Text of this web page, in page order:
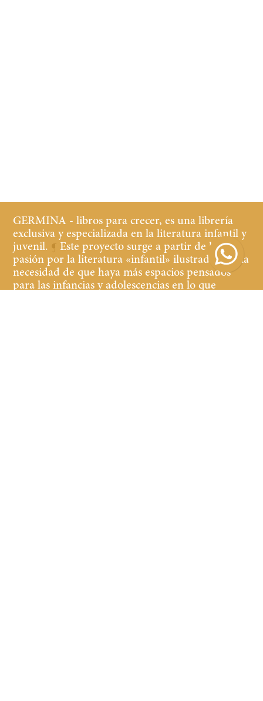
GERMINA - libros para crecer, es una librería
exclusiva y especializada en la literatura infantil y
juvenil. ¶Este proyecto surge a partir de la
pasión por la literatura «infantil» ilustrada y de la
necesidad de que haya más espacios pensados
para las infancias y adolescencias en lo que